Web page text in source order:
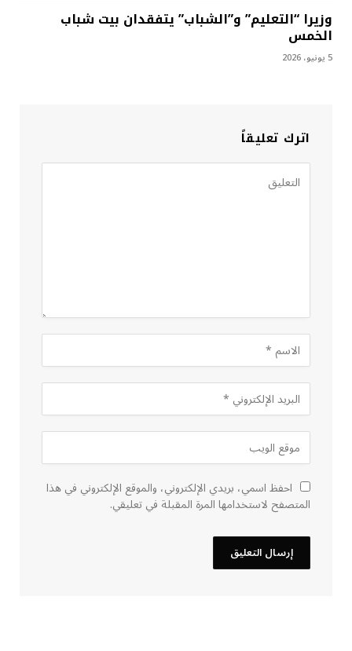
وزيرا “التعليم” و”الشباب” يتفقدان بيت شباب
الخمس
5 يونيو، 2026
اترك تعليقاً
احفظ اسمي، بريدي الإلكتروني، والموقع الإلكتروني في هذا
المتصفح لاستخدامها المرة المقبلة في تعليقي.